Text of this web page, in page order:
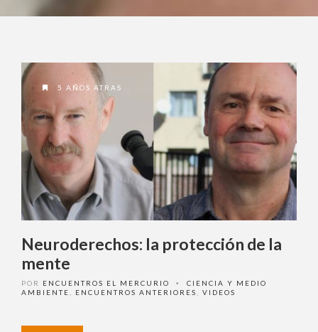
5 AÑOS ATRAS
Neuroderechos: la protección de la
mente
POR ENCUENTROS EL MERCURIO •
CIENCIA Y MEDIO
AMBIENTE
ENCUENTROS ANTERIORES VIDEOS